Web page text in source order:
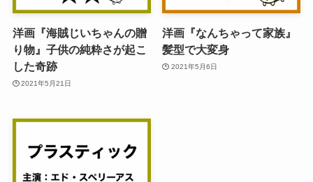
洋画『海賊じいちゃんの贈
り物』子供の純粋さが起こ
した奇跡
2021年5月21日
洋画『なんちゃって家族』
髪型で大変身
2021年5月6日